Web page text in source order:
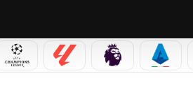
CHAMPIONS LEAGUE
LALIGA PREMIER LEAGUE
SERIE A